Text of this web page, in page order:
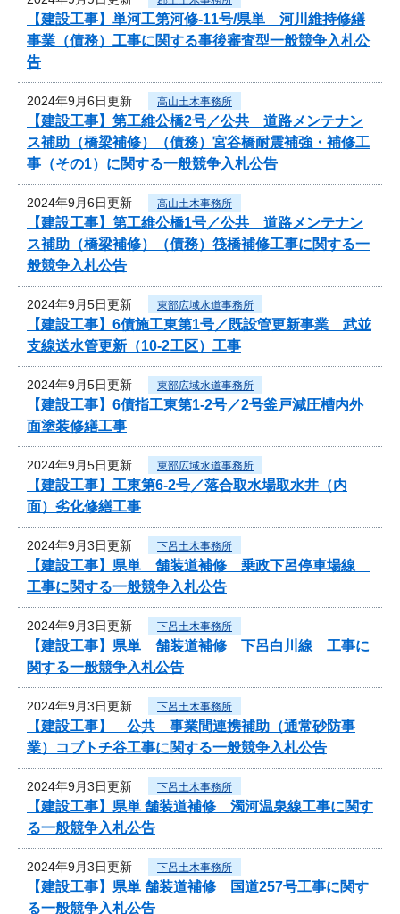
【建設工事】単河工第河修-11号/県単 河川維持修繕
事業（債務）工事に関する事後審査型一般競争入札公
告
2024年9月6日更新 高山土木事務所
【建設工事】第工維公橋2号／公共 道路メンテナン
ス補助（橋梁補修）（債務）宮谷橋耐震補強・補修工
事（その1）に関する一般競争入札公告
2024年9月6日更新 高山土木事務所
【建設工事】第工維公橋1号／公共 道路メンテナン
ス補助（橋梁補修）（債務）筏橋補修工事に関する一
般競争入札公告
2024年9月5日更新 東部広域水道事務所
【建設工事】6債施工東第1号／既設管更新事業 武並
支線送水管更新（10-2工区）工事
2024年9月5日更新 東部広域水道事務所
【建設工事】6債指工東第1-2号／2号釜戸減圧槽内外
面塗装修繕工事
2024年9月5日更新 東部広域水道事務所
【建設工事】工東第6-2号／落合取水場取水井（内
面）劣化修繕工事
2024年9月3日更新 下呂土木事務所
【建設工事】県単 舗装道補修 乗政下呂停車場線
工事に関する一般競争入札公告
2024年9月3日更新 下呂土木事務所
【建設工事】県単 舗装道補修 下呂白川線 工事に
関する一般競争入札公告
2024年9月3日更新 下呂土木事務所
【建設工事】 公共 事業間連携補助（通常砂防事
業）コブトチ谷工事に関する一般競争入札公告
2024年9月3日更新 下呂土木事務所
【建設工事】県単 舗装道補修 濁河温泉線工事に関す
る一般競争入札公告
2024年9月3日更新 下呂土木事務所
【建設工事】県単 舗装道補修 国道257号工事に関す
る一般競争入札公告